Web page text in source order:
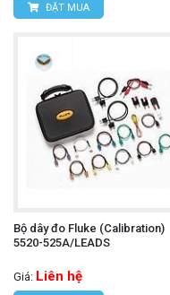
ĐẶT MUA
Bộ dây đo Fluke (Calibration)
5520-525A/LEADS
Giá: Liên hệ